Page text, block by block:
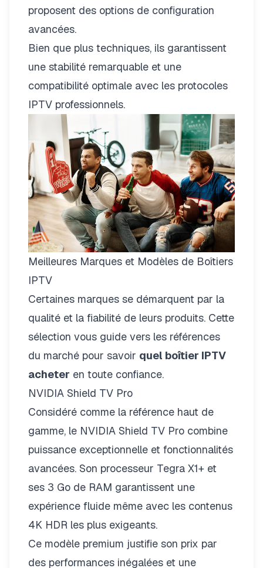
proposent des options de configuration
avancées.
Bien que plus techniques, ils garantissent
une stabilité remarquable et une
compatibilité optimale avec les protocoles
IPTV professionnels.
Meilleures Marques et Modèles de Boîtiers
IPTV
Certaines marques se démarquent par la
qualité et la fiabilité de leurs produits. Cette
sélection vous guide vers les références
du marché pour savoir quel boîtier IPTV
acheter en toute confiance.
NVIDIA Shield TV Pro
Considéré comme la référence haut de
gamme, le NVIDIA Shield TV Pro combine
puissance exceptionnelle et fonctionnalités
avancées. Son processeur Tegra X1+ et
ses 3 Go de RAM garantissent une
expérience fluide même avec les contenus
4K HDR les plus exigeants.
Ce modèle premium justifie son prix par
des performances inégalées et une